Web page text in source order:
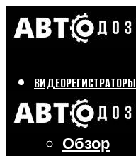
ВИДЕОРЕГИСТРАТОРЫ
Бренды
Выбор
Обзор